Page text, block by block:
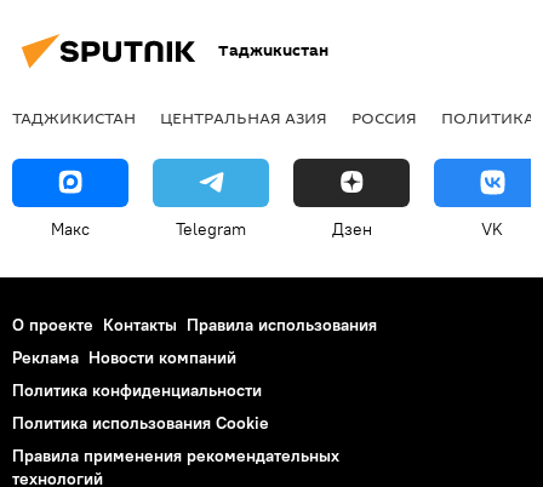
Таджикистан
ТАДЖИКИСТАН ЦЕНТРАЛЬНАЯ АЗИЯ РОССИЯ ПОЛИТИКА
Макс Telegram Дзен VK
О проекте Контакты Правила использования
Реклама Новости компаний
Политика конфиденциальности
Политика использования Cookie
Правила применения рекомендательных
технологий